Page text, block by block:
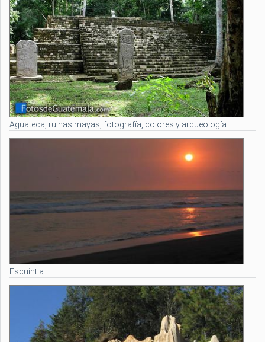
Aguateca, ruinas mayas, fotografía, colores y arqueología
Escuintla